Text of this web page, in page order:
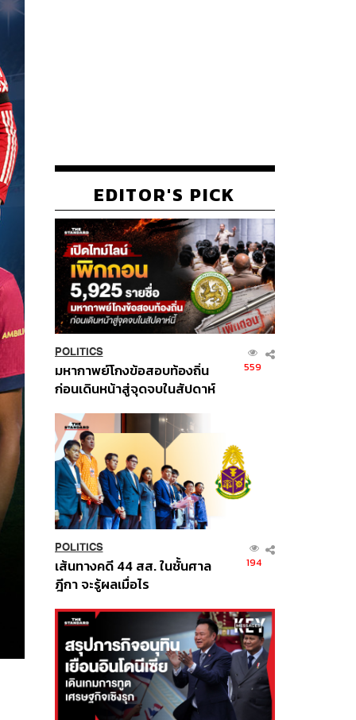
EDITOR'S PICK
POLITICS
มหากาพย์โกงข้อสอบท้องถิ่น
ก่อนเดินหน้าสู่จุดจบในสัปดาห์
559
POLITICS
เส้นทางคดี 44 สส. ในชั้นศาล
ฎีกา จะรู้ผลเมื่อไร
194